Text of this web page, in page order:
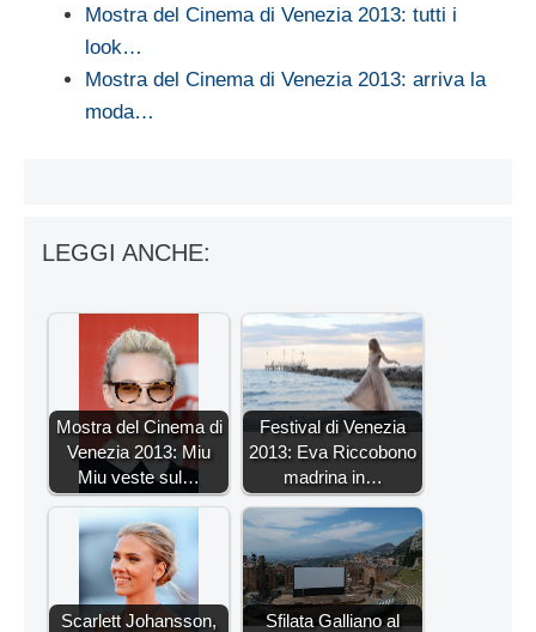
Mostra del Cinema di Venezia 2013: tutti i
look…
Mostra del Cinema di Venezia 2013: arriva la
moda…
LEGGI ANCHE:
Mostra del Cinema di
Venezia 2013: Miu
Miu veste sul…
Festival di Venezia
2013: Eva Riccobono
madrina in…
Scarlett Johansson,
Sfilata Galliano al